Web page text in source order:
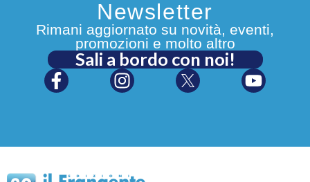
Newsletter
Rimani aggiornato su novità, eventi,
promozioni e molto altro
Sali a bordo con noi!